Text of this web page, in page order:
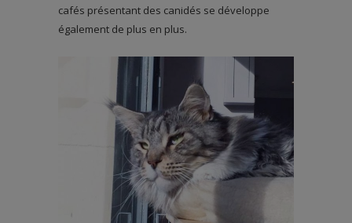
cafés présentant des canidés se développe
également de plus en plus.